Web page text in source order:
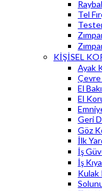
Tel
KİŞİSEL
Ayak
El
El
Geri
Göz
İlk
İş
İş
Kulak